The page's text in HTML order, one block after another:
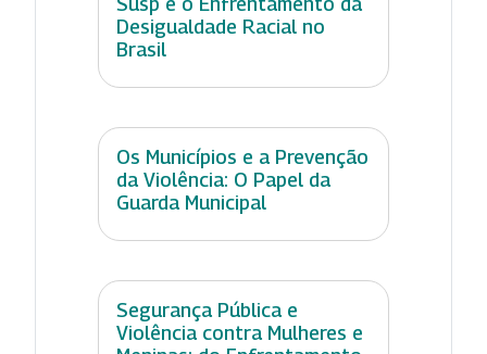
Desigualdade Racial no
Brasil
Os Municípios e a Prevenção
da Violência: O Papel da
Guarda Municipal
Segurança Pública e
Violência contra Mulheres e